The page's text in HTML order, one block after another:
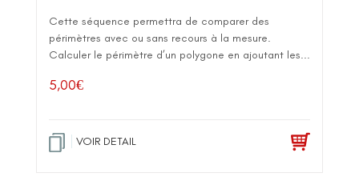
Cette séquence permettra de comparer des
périmètres avec ou sans recours à la mesure.
Calculer le périmètre d’un polygone en ajoutant les...
5,00€
VOIR DETAIL